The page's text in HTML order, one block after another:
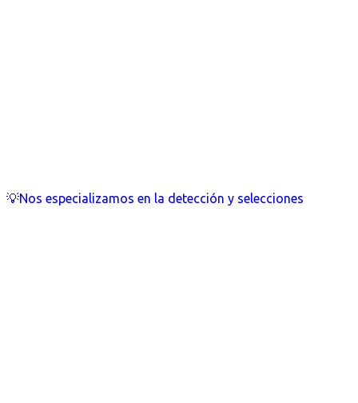
💡Nos especializamos en la detección y selecciones